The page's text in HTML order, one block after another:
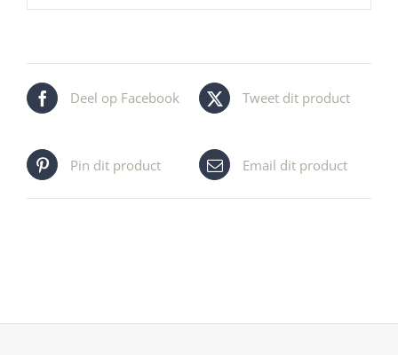
Deel op Facebook Tweet dit product
Pin dit product Email dit product